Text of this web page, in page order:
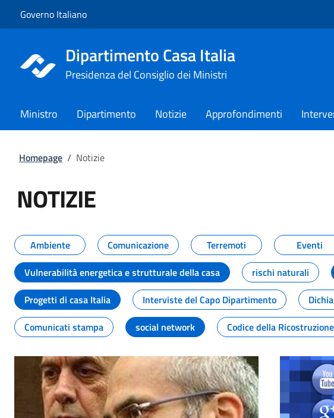
Governo Italiano
Dipartimento Casa Italia
Presidenza del Consiglio dei Ministri
Ministro Dipartimento Notizie Approfondimenti
Homepage / Notizie
NOTIZIE
Tutti i contenuti della pagina NOTIZIE
Ambiente Comunicazione Terremoti Eventi
Vulnerabilità energetica e strutturale della casa
rischi naturali
Progetti di casa Italia
Interviste del Capo Dipartimento
Comunicati stampa
social network Codice della Ricostruzione